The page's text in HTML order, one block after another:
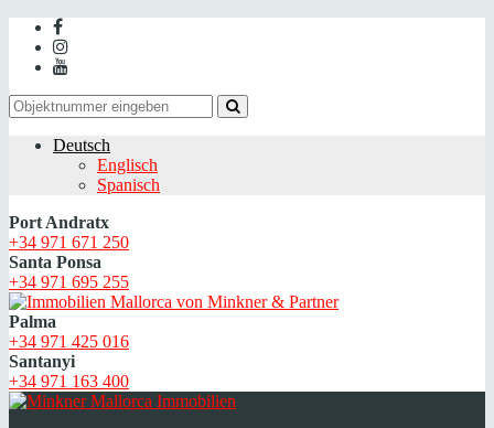
Deutsch
Englisch
Spanisch
Port Andratx
+34 971 671 250
Santa Ponsa
+34 971 695 255
Palma
+34 971 425 016
Santanyi
+34 971 163 400